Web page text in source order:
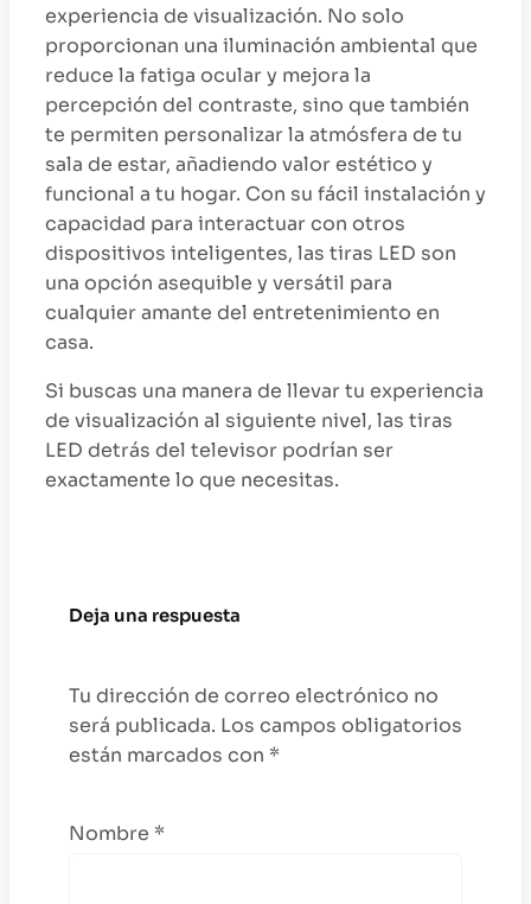
experiencia de visualización. No solo
proporcionan una iluminación ambiental que
reduce la fatiga ocular y mejora la
percepción del contraste, sino que también
te permiten personalizar la atmósfera de tu
sala de estar, añadiendo valor estético y
funcional a tu hogar. Con su fácil instalación y
capacidad para interactuar con otros
dispositivos inteligentes, las tiras LED son
una opción asequible y versátil para
cualquier amante del entretenimiento en
casa.
Si buscas una manera de llevar tu experiencia
de visualización al siguiente nivel, las tiras
LED detrás del televisor podrían ser
exactamente lo que necesitas.
Deja una respuesta
Tu dirección de correo electrónico no
será publicada. Los campos obligatorios
están marcados con *
Nombre *